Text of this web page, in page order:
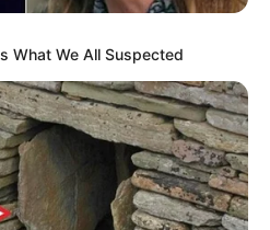
What We All Suspected